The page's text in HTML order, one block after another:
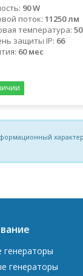
90 W
поток: 11250 лм
температура:
защиты IP: 66
60 мес
генераторы
генераторы